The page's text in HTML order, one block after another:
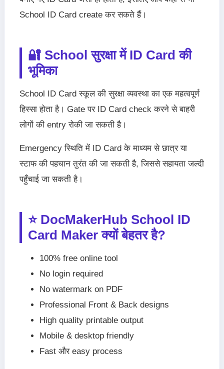
School ID Card create कर सकते हैं।
🔐 School सुरक्षा में ID Card की
भूमिका
School ID Card स्कूल की सुरक्षा व्यवस्था का एक महत्वपूर्ण
हिस्सा होता है। Gate पर ID Card check करने से बाहरी
लोगों की entry रोकी जा सकती है।
Emergency स्थिति में ID Card के माध्यम से छात्र या
स्टाफ की पहचान तुरंत की जा सकती है, जिससे सहायता जल्दी
पहुँचाई जा सकती है।
⭐ DocMakerHub School ID
Card Maker क्यों बेहतर है?
100% free online tool
No login required
No watermark on PDF
Professional Front & Back designs
High quality printable output
Mobile & desktop friendly
Fast और easy process